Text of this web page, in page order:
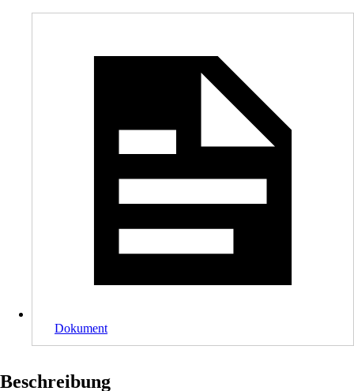
Dokument
Beschreibung